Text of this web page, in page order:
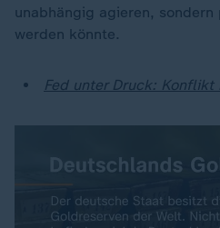
unabhängig agieren,
werden könnte.
Fed unter Druck: